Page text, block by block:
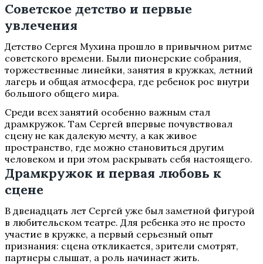
Советское детство и первые
увлечения
Детство Сергея Мухина прошло в привычном ритме
советского времени. Были пионерские собрания,
торжественные линейки, занятия в кружках, летний
лагерь и общая атмосфера, где ребенок рос внутри
большого общего мира.
Среди всех занятий особенно важным стал
драмкружок. Там Сергей впервые почувствовал
сцену не как далекую мечту, а как живое
пространство, где можно становиться другим
человеком и при этом раскрывать себя настоящего.
Драмкружок и первая любовь к
сцене
В двенадцать лет Сергей уже был заметной фигурой
в любительском театре. Для ребенка это не просто
участие в кружке, а первый серьезный опыт
признания: сцена откликается, зрители смотрят,
партнеры слышат, а роль начинает жить.